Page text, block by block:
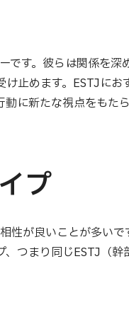
です。彼らは関係を
止めます。ESTJに
に新たな視点をもた
プ
性が良いことが多い
つまり同じESTJ（